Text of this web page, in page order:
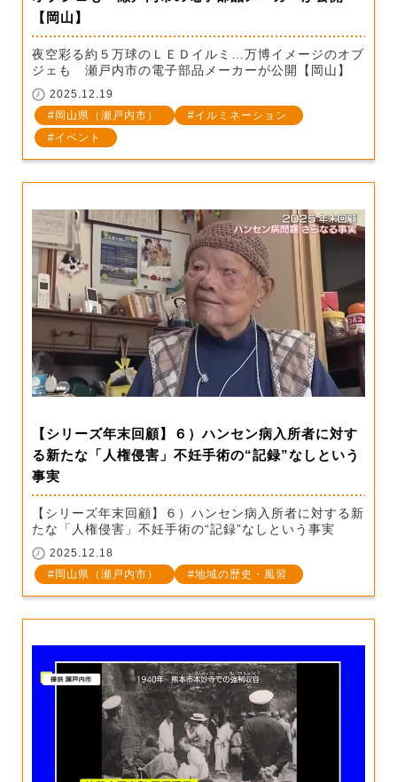
【岡山】
夜空彩る約５万球のＬＥＤイルミ…万博イメージのオブ
ジェも 瀬戸内市の電子部品メーカーが公開【岡山】
2025.12.19
岡山県（瀬戸内市）
イルミネーション
イベント
【シリーズ年末回顧】６）ハンセン病入所者に対す
る新たな「人権侵害」不妊手術の“記録”なしという
事実
【シリーズ年末回顧】６）ハンセン病入所者に対する新
たな「人権侵害」不妊手術の“記録”なしという事実
2025.12.18
岡山県（瀬戸内市）
地域の歴史・風習